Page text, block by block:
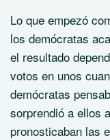
Lo que empezó
los demócratas
el resultado
votos en unos
demócratas
sorprendió a ellos
pronosticaban las